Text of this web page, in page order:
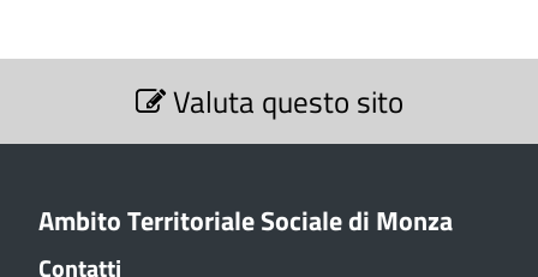
S
Valuta questo sito
Ambito Territoriale Sociale di Monza
Contatti